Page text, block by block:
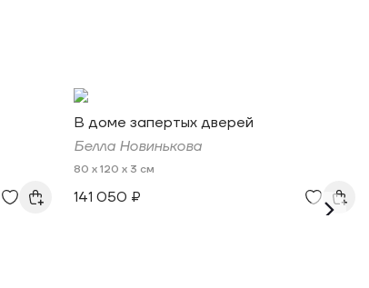
В доме запертых дверей
Белла Новинькова
80 x 120 x 3 см
141 050 ₽